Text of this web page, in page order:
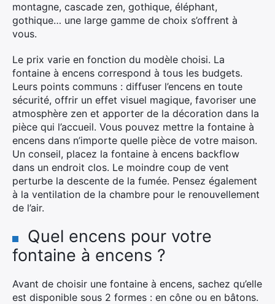
montagne, cascade zen, gothique, éléphant,
gothique… une large gamme de choix s’offrent à
vous.
Le prix varie en fonction du modèle choisi. La
fontaine à encens correspond à tous les budgets.
Leurs points communs : diffuser l’encens en toute
sécurité, offrir un effet visuel magique, favoriser une
atmosphère zen et apporter de la décoration dans la
pièce qui l’accueil. Vous pouvez mettre la fontaine à
encens dans n’importe quelle pièce de votre maison.
Un conseil, placez la fontaine à encens backflow
dans un endroit clos. Le moindre coup de vent
perturbe la descente de la fumée. Pensez également
à la ventilation de la chambre pour le renouvellement
de l’air.
Quel encens pour votre
fontaine à encens ?
Avant de choisir une fontaine à encens, sachez qu’elle
est disponible sous 2 formes : en cône ou en bâtons.